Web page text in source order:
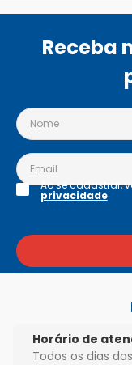
Receba
Ao se cadastrar,
privacidade
Horário de
Todos os dias